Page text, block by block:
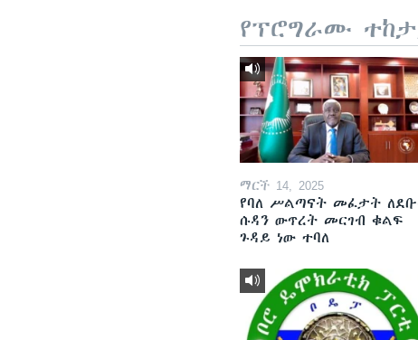
የፕሮግራሙ
ማርች 14, 2025
የባለ ሥልጣናት መፈታት
ሱዳን ውጥረት መርገብ ቁልፍ
ጉዳይ ነው ተባለ